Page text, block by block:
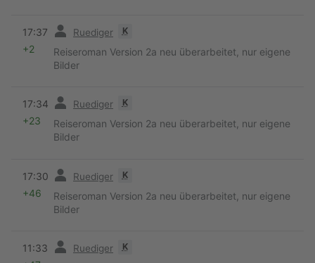
17:37 Ruediger K
+2
Reiseroman Version 2a neu überarbeitet, nur eigene
Bilder
17:34 Ruediger K
+23
Reiseroman Version 2a neu überarbeitet, nur eigene
Bilder
17:30 Ruediger K
+46
Reiseroman Version 2a neu überarbeitet, nur eigene
Bilder
11:33 Ruediger K